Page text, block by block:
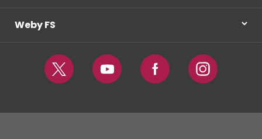
Weby FS
Twitter Youtube Facebook Instagram